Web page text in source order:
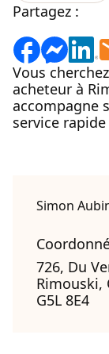
Vous
acheteur à
accompagne
service
Partagez :
Simon
726, Du
Rimouski,
G5L 8E4